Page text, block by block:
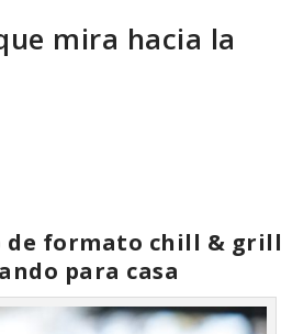
mira hacia la
de formato chill & grill
para casa